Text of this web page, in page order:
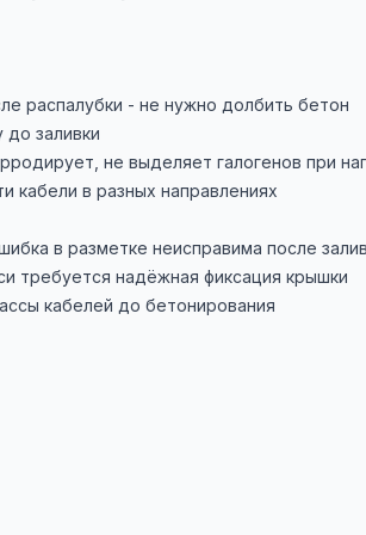
распалубки - не нужно долбить бетон
до заливки
не выделяет галогенов при
кабели в разных направлениях
в разметке неисправима после
требуется надёжная фиксация крышки
кабелей до бетонирования